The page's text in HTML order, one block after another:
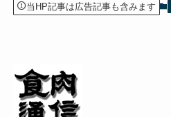
当HP記事は広告記事も含みます